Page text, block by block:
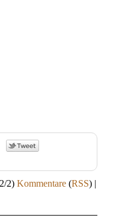
2) Kommentare (RSS) |